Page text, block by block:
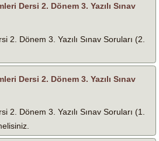
Dersi 2. Dönem 3. Yazılı Sınav
2. Dönem 3. Yazılı Sınav Soruları (2.
Dersi 2. Dönem 3. Yazılı Sınav
2. Dönem 3. Yazılı Sınav Soruları (1.